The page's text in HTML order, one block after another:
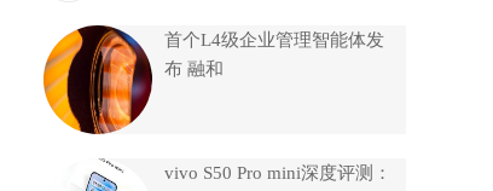
首个L4级企业管理智能体发
布 融和
vivo S50 Pro mini深度评测：